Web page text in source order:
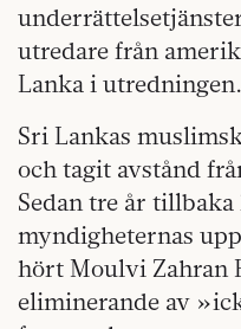
utredare från
Lanka i utredningen.
Sri Lankas
och tagit avstånd
Sedan tre år
myndigheternas
hört Moulvi Zahran
eliminerande av